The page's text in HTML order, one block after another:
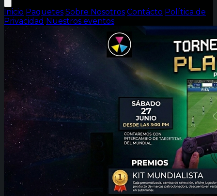
Inicio Paquetes Sobre Nosotros Contácto Política de
Privacidad Nuestros eventos